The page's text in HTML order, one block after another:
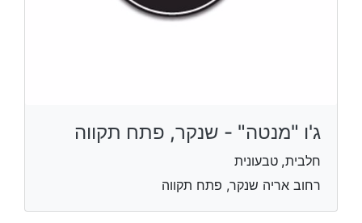
ג'ו "מנטה" - שנקר, פתח תקווה
חלבית, טבעונית
רחוב אריה שנקר, פתח תקווה